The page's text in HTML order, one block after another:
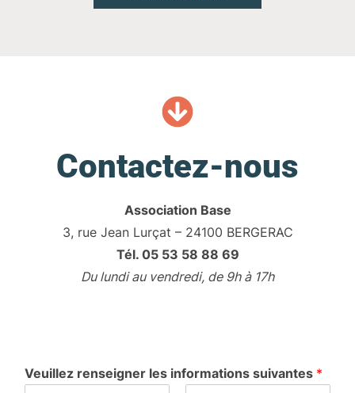
Contactez-nous
Association Base
3, rue Jean Lurçat – 24100 BERGERAC
Tél. 05 53 58 88 69
Du lundi au vendredi, de 9h à 17h
Veuillez renseigner les informations suivantes *